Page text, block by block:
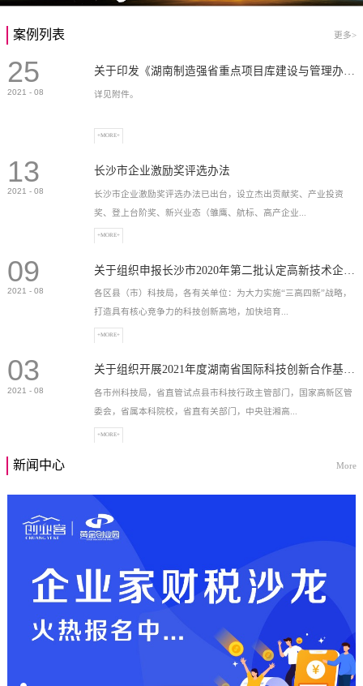
案例列表 更多>
25
2021 - 08 详见附件。
+MORE+
13
2021 - 08
长沙市企业激励奖评选办法
长沙市企业激励奖评选办法已出台，设立杰出贡献奖、产业投资
奖、登上台阶奖、新兴业态（雏鹰、航标、高产企业...
）奖等，最高奖励2...
+MORE+
09
2021 - 08
各区县（市）科技局，各有关单位：为大力实施“三高四新”战略，
打造具有核心竞争力的科技创新高地，加快培育...
高新技术企业，充分...
+MORE+
03
2021 - 08
关于组织开展2021年度湖南省国际科技创新合作基地申报工作的通知
各市州科技局，省直管试点县市科技行政主管部门，国家高新区管
委会，省属本科院校，省直有关部门，中央驻湘高...
+MORE+
新闻中心 More